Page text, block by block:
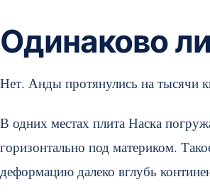
Одинаково
Нет. Анды протянулись на тысячи
В одних местах плита Наска
горизонтально под материком.
деформацию далеко вглубь